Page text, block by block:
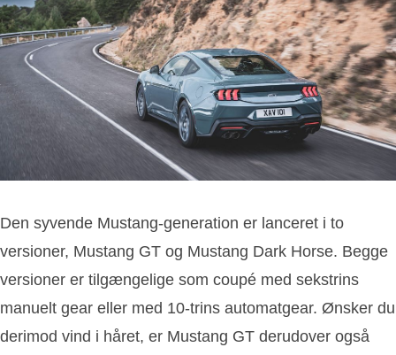
Den syvende Mustang-generation er lanceret i to
versioner, Mustang GT og Mustang Dark Horse. Begge
versioner er tilgængelige som coupé med sekstrins
manuelt gear eller med 10-trins automatgear. Ønsker du
derimod vind i håret, er Mustang GT derudover også